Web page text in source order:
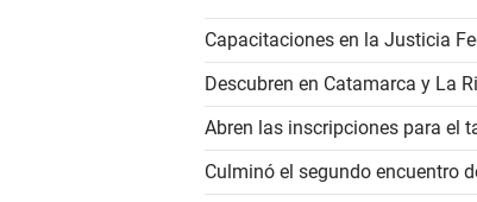
Capacitaciones en la Justicia
Descubren en Catamarca y La
Abren las inscripciones para el
Culminó el segundo encuentro